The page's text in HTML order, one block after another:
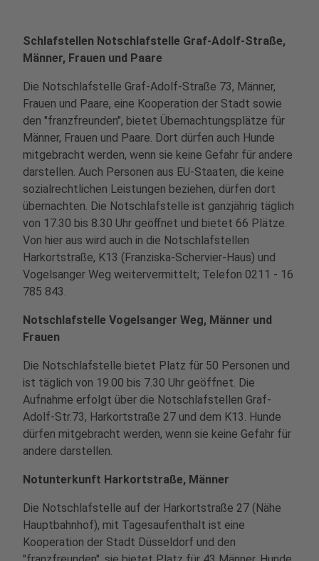
Schlafstellen Notschlafstelle Graf-Adolf-Straße,
Männer, Frauen und Paare
Die Notschlafstelle Graf-Adolf-Straße 73, Männer,
Frauen und Paare, eine Kooperation der Stadt sowie
den "franzfreunden", bietet Übernachtungsplätze für
Männer, Frauen und Paare. Dort dürfen auch Hunde
mitgebracht werden, wenn sie keine Gefahr für andere
darstellen. Auch Personen aus EU-Staaten, die keine
sozialrechtlichen Leistungen beziehen, dürfen dort
übernachten. Die Notschlafstelle ist ganzjährig täglich
von 17.30 bis 8.30 Uhr geöﬀnet und bietet 66 Plätze.
Von hier aus wird auch in die Notschlafstellen
Harkortstraße, K13 (Franziska-Schervier-Haus) und
Vogelsanger Weg weitervermittelt; Telefon 0211 - 16
785 843.
Notschlafstelle Vogelsanger Weg, Männer und
Frauen
Die Notschlafstelle bietet Platz für 50 Personen und
ist täglich von 19.00 bis 7.30 Uhr geöffnet. Die
Aufnahme erfolgt über die Notschlafstellen Graf-
Adolf-Str.73, Harkortstraße 27 und dem K13. Hunde
dürfen mitgebracht werden, wenn sie keine Gefahr für
andere darstellen.
Notunterkunft Harkortstraße, Männer
Die Notschlafstelle auf der Harkortstraße 27 (Nähe
Hauptbahnhof), mit Tagesaufenthalt ist eine
Kooperation der Stadt Düsseldorf und den